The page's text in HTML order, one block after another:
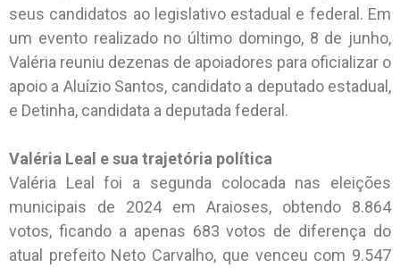
seus candidatos ao legislativo estadual e federal. Em
um evento realizado no último domingo, 8 de junho,
Valéria reuniu dezenas de apoiadores para oficializar o
apoio a Aluízio Santos, candidato a deputado estadual,
e Detinha, candidata a deputada federal.
Valéria Leal e sua trajetória política
Valéria Leal foi a segunda colocada nas eleições
municipais de 2024 em Araioses, obtendo 8.864
votos, ficando a apenas 683 votos de diferença do
atual prefeito Neto Carvalho, que venceu com 9.547